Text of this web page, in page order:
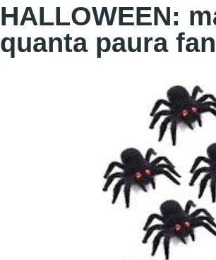
HALLOWEEN:
quanta paura